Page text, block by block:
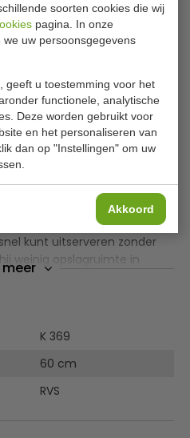
soorten cookies die wij
pagina. In onze
we uw persoonsgegevens
geeft u toestemming voor het
functionele, analytische
Deze worden gebruikt voor
en het personaliseren van
dan op "Instellingen" om uw
Akkoord
levering ✔ Laagste
serveerschaal 60
60 cm combineert door
subtiele elegantie met
een scherpe prijs. Zeer
zodat hij past in
feesten, bijeenkomsten of
rand zorgt dat het
kunt uitserveren zonder
weinig opslagruimte in
knoeien
meer
K 369
60 cm
RVS